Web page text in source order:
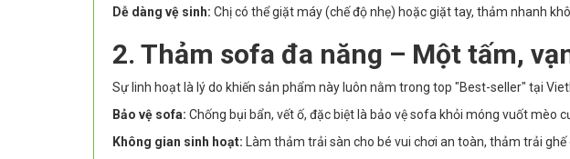
Dễ dàng vệ sinh: Chị có thể giặt máy (chế độ nhẹ) hoặc giặt tay, thảm nhanh
2. Thảm sofa đa năng – Một tấm,
Sự linh hoạt là lý do khiến sản phẩm này luôn nằm trong top "Best-seller" tại
Bảo vệ sofa: Chống bụi bẩn, vết ố, đặc biệt là bảo vệ sofa khỏi móng vuốt mèo
Không gian sinh hoạt: Làm thảm trải sàn cho bé vui chơi an toàn, thảm trải ghế